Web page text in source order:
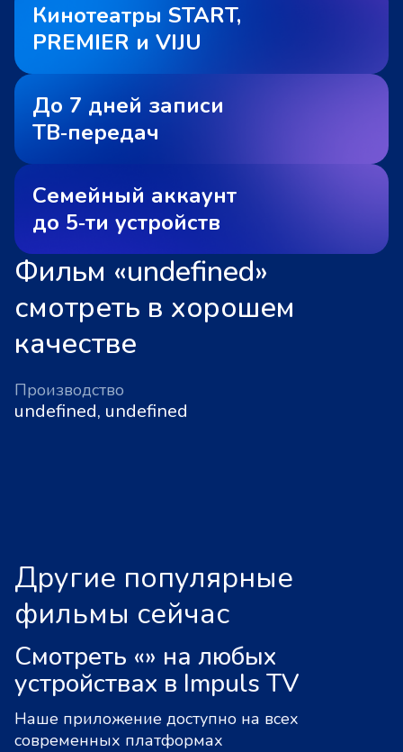
Кинотеатры START,
PREMIER и VIJU
До 7 дней записи
ТВ‑передач
Семейный аккаунт
до 5‑ти устройств
Фильм «undefined»
смотреть в хорошем
качестве
Производство
undefined, undefined
Другие популярные
фильмы сейчас
Смотреть «» на любых
устройствах в Impuls TV
Наше приложение доступно на всех
современных платформах